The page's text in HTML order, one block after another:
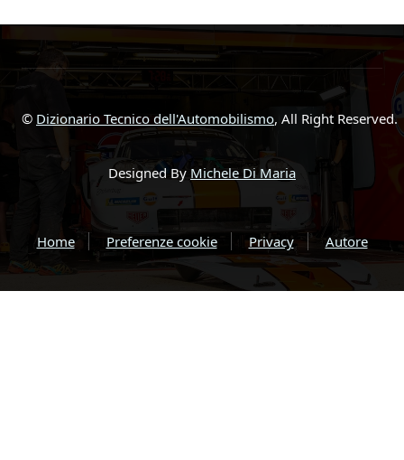
© Dizionario Tecnico dell'Automobilismo, All Right Reserved.
Designed By Michele Di Maria
Home Preferenze cookie Privacy Autore